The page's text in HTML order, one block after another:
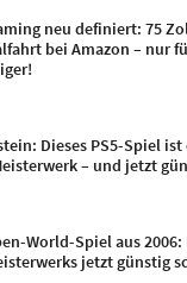
neu definiert: 75
bei Amazon – nur
Dieses PS5-Spiel ist
– und jetzt
World-Spiel aus
jetzt günstig